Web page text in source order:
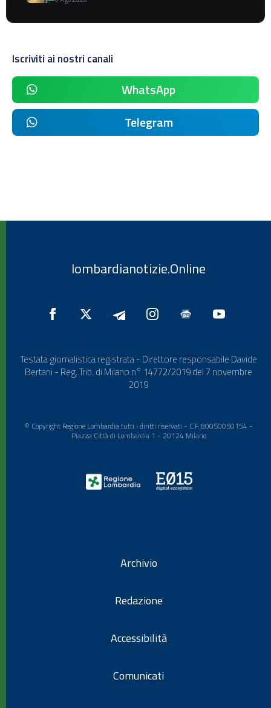
Iscriviti ai nostri canali
WhatsApp
Telegram
lombardianotizie.Online
Testata giornalistica registrata - Direttore responsabile Davide
Bertani - Reg. Trib. di Milano n° 14772/2019 del 7 novembre
2019
© Copyright Regione Lombardia tutti i diritti riservati - C.F. 80050050154 -
Piazza Città di Lombardia 1 - 20124 Milano
Archivio
Redazione
Accessibilità
Comunicati